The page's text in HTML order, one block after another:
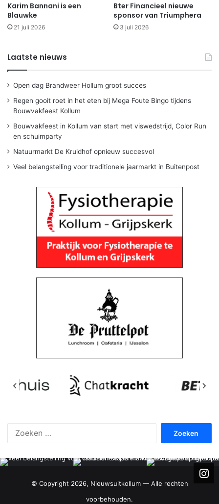
Karim Bannani is een
Blauwke
21 juli 2026
Bter Financieel nieuwe
sponsor van Triumphera
3 juli 2026
Laatste nieuws
Open dag Brandweer Hollum groot succes
Regen gooit roet in het eten bij Mega Foute Bingo tijdens
Bouwvakfeest Kollum
Bouwvakfeest in Kollum van start met viswedstrijd, Color Run
en schuimparty
Natuurmarkt De Kruidhof opnieuw succesvol
Veel belangstelling voor traditionele jaarmarkt in Buitenpost
© Copyright 2026, Nieuwsuitkollum — Alle rechten
voorbehouden.